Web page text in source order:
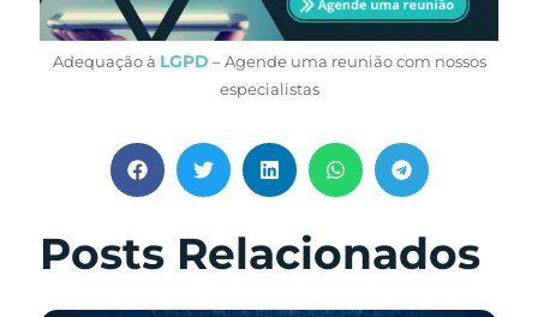
Adequação à LGPD – Agende uma reunião com nossos
especialistas
Posts Relacionados